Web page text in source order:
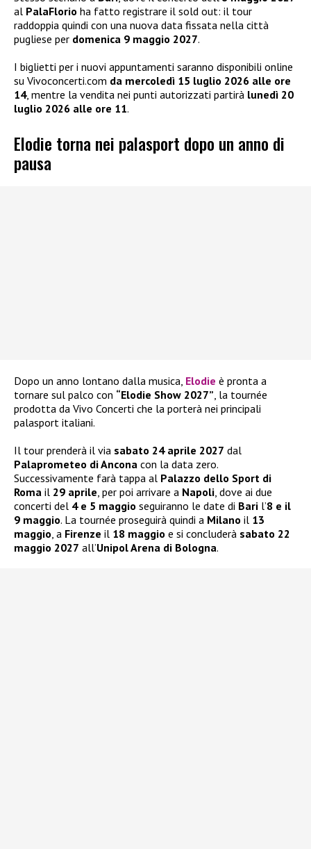
al PalaFlorio ha fatto registrare il sold out: il tour
raddoppia quindi con una nuova data fissata nella città
pugliese per domenica 9 maggio 2027.
I biglietti per i nuovi appuntamenti saranno disponibili online
su Vivoconcerti.com da mercoledì 15 luglio 2026 alle ore
14, mentre la vendita nei punti autorizzati partirà lunedì 20
luglio 2026 alle ore 11.
Elodie torna nei palasport dopo un anno di
pausa
Dopo un anno lontano dalla musica, Elodie è pronta a
tornare sul palco con “Elodie Show 2027”, la tournée
prodotta da Vivo Concerti che la porterà nei principali
palasport italiani.
Il tour prenderà il via sabato 24 aprile 2027 dal
Palaprometeo di Ancona con la data zero.
Successivamente farà tappa al Palazzo dello Sport di
Roma il 29 aprile, per poi arrivare a Napoli, dove ai due
concerti del 4 e 5 maggio seguiranno le date di Bari l’8 e il
9 maggio. La tournée proseguirà quindi a Milano il 13
maggio, a Firenze il 18 maggio e si concluderà sabato 22
maggio 2027 all’Unipol Arena di Bologna.